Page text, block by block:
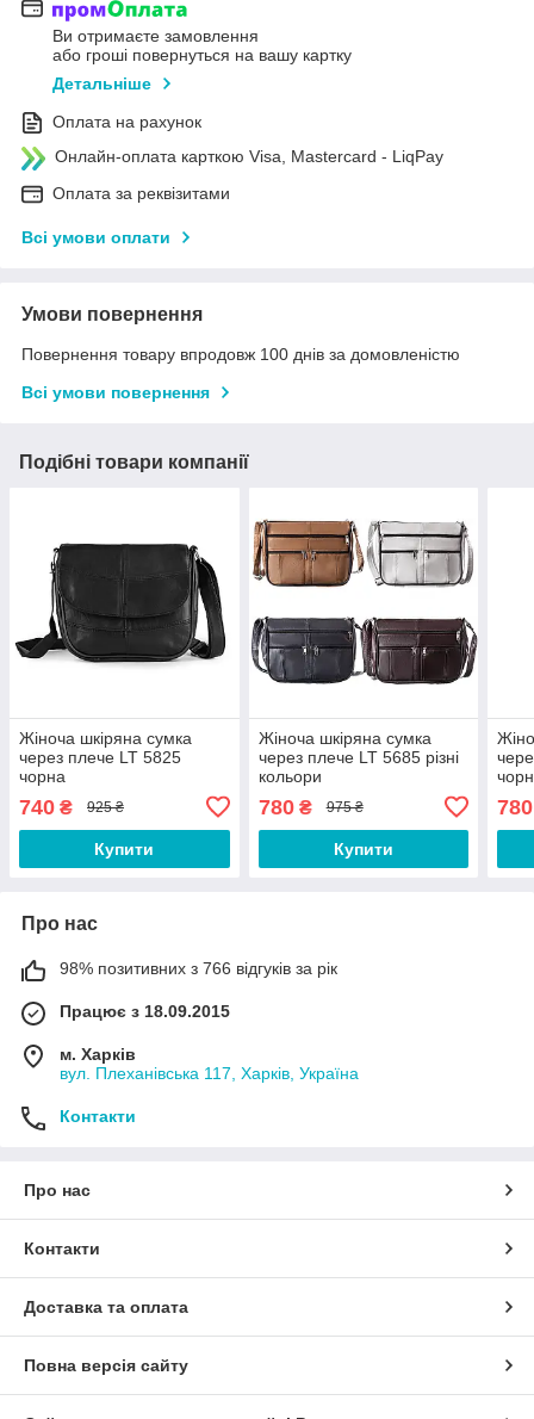
Ви отримаєте замовлення
або гроші повернуться на вашу картку
Детальніше
Оплата на рахунок
Онлайн-оплата карткою Visa, Mastercard - LiqPay
Оплата за реквізитами
Всі умови оплати
Умови повернення
Повернення товару впродовж 100 днів за домовленістю
Всі умови повернення
Подібні товари компанії
Жіноча шкіряна сумка
через плече LT 5825
чорна
740 ₴ 925 ₴
Купити
Жіноча шкіряна сумка
через плече LT 5685 різні
кольори
780₴ 975 ₴
Купити
780
Про нас
98% позитивних з 766 відгуків за рік
Працює з 18.09.2015
м. Харків
вул. Плеханівська 117, Харків, Україна
Контакти
Про нас
Контакти
Доставка та оплата
Повна версія сайту